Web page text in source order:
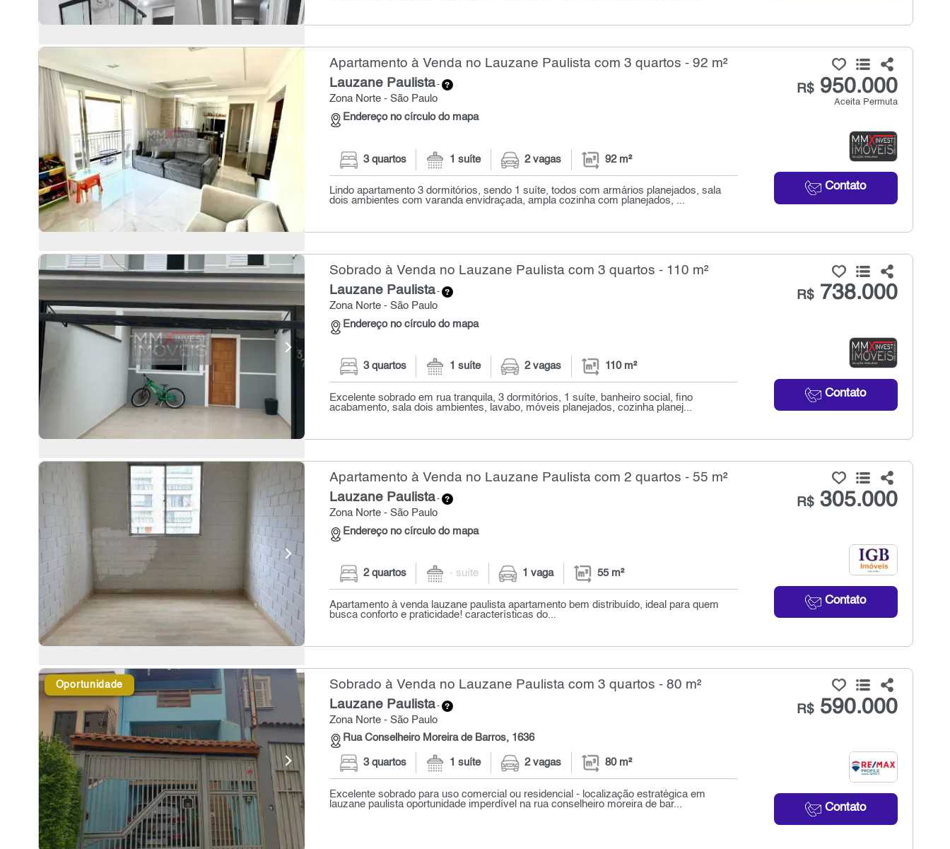
Apartamento à Venda no Lauzane Paulista com 3 quartos - 92 m²
Lauzane Paulista-
Zona Norte - São Paulo
Endereço no círculo do mapa
R$950.000
Aceita Permuta
Contato
3 quartos 1 suíte 2 vagas 92 m²
Lindo apartamento 3 dormitórios, sendo 1 suíte, todos com armários planejados, sala
dois ambientes com varanda envidraçada, ampla cozinha com planejados, ...
Sobrado à Venda no Lauzane Paulista com 3 quartos - 110 m²
Lauzane Paulista-
Zona Norte - São Paulo
Endereço no círculo do mapa
R$738.000
Contato
3 quartos 1 suíte 2 vagas 110 m²
Excelente sobrado em rua tranquila, 3 dormitórios, 1 suíte, banheiro social, fino
acabamento, sala dois ambientes, lavabo, móveis planejados, cozinha planej...
Apartamento à Venda no Lauzane Paulista com 2 quartos - 55 m²
Lauzane Paulista-
Zona Norte - São Paulo
Endereço no círculo do mapa
R$305.000
Contato
2 quartos - suíte 1 vaga 55 m²
Apartamento à venda lauzane paulista apartamento bem distribuído, ideal para quem
busca conforto e praticidade! características do...
Oportunidade Sobrado à Venda no Lauzane Paulista com 3 quartos - 80 m²
Lauzane Paulista-
Zona Norte - São Paulo
Rua Conselheiro Moreira de Barros, 1636
R$590.000
Contato
3 quartos 1 suíte 2 vagas 80 m²
Excelente sobrado para uso comercial ou residencial - localização estratégica em
lauzane paulista oportunidade imperdível na rua conselheiro moreira de bar...